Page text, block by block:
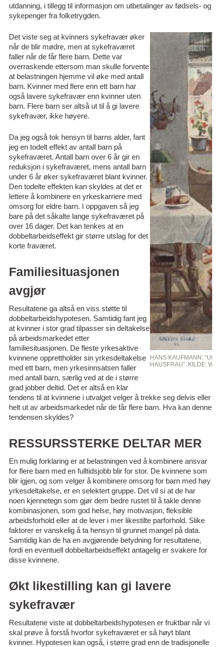
utdanning, i tillegg til informasjon om utbetalinger av fødsels- og
sykepenger fra folketrygden.
HANS KAUFMANN:
HAUSFRAU”. KILDE:
Det viste seg at kvinners sykefravær øker
når de blir mødre, men at sykefraværet
faller når de får flere barn. Dette var
overraskende ettersom man skulle forvente
at belastningen hjemme vil øke med antall
barn. Kvinner med flere enn ett barn har
også lavere sykefravær enn kvinner uten
barn. Flere barn ser altså ut til å gi lavere
sykefravær, ikke høyere.
Da jeg også tok hensyn til barns alder, fant
jeg en todelt effekt av antall barn på
sykefraværet. Antall barn over 6 år gir en
reduksjon i sykefraværet, mens antall barn
under 6 år øker sykefraværet blant kvinner.
Den todelte effekten kan skyldes at det er
lettere å kombinere en yrkeskarriere med
omsorg for eldre barn. I oppgaven så jeg
bare på det såkalte lange sykefraværet på
over 16 dager. Det kan tenkes at en
dobbeltarbeidseffekt gir større utslag for det
korte fraværet.
Familiesituasjonen
avgjør
Resultatene ga altså en viss støtte til
dobbeltarbeidshypotesen. Samtidig fant jeg
at kvinner i stor grad tilpasser sin deltakelse
på arbeidsmarkedet etter
familiesituasjonen. De fleste yrkesaktive
kvinnene opprettholder sin yrkesdeltakelse
med ett barn, men yrkesinnsatsen faller
med antall barn, særlig ved at de i større
grad jobber deltid. Det er altså en klar
tendens til at kvinnene i utvalget velger å trekke seg delvis eller
helt ut av arbeidsmarkedet når de får flere barn. Hva kan denne
tendensen skyldes?
RESSURSSTERKE DELTAR MER
En mulig forklaring er at belastningen ved å kombinere ansvar
for flere barn med en fulltidsjobb blir for stor. De kvinnene som
blir igjen, og som velger å kombinere omsorg for barn med høy
yrkesdeltakelse, er en selektert gruppe. Det vil si at de har
noen kjennetegn som gjør dem bedre rustet til å takle denne
kombinasjonen, som god helse, høy motivasjon, fleksible
arbeidsforhold eller at de lever i mer likestilte parforhold. Slike
faktorer er vanskelig å ta hensyn til grunnet mangel på data.
Samtidig kan de ha en avgjørende betydning for resultatene,
fordi en eventuell dobbeltarbeidseffekt antagelig er svakere for
disse kvinnene.
Økt likestilling kan gi lavere
sykefravær
Resultatene viste at dobbeltarbeidshypotesen er fruktbar når vi
skal prøve å forstå hvorfor sykefraværet er så høyt blant
kvinner. Hypotesen kan også, i større grad enn de tradisjonelle